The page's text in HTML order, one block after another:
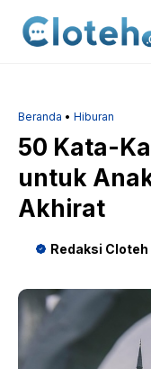
Beranda • Hiburan
50 Kata-
untuk
Akhirat
Redaksi Cloteh